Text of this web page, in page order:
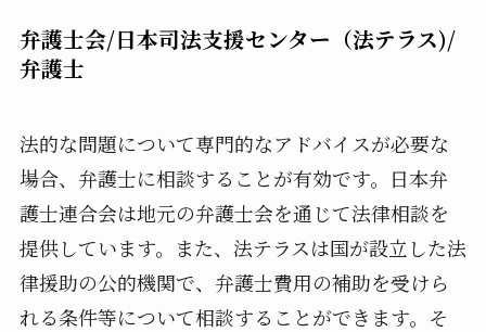
弁護士会/日本司法支援センター（法テラス)/
弁護士
法的な問題について専門的なアドバイスが必要な
場合、弁護士に相談することが有効です。日本弁
護士連合会は地元の弁護士会を通じて法律相談を
提供しています。また、法テラスは国が設立した法
律援助の公的機関で、弁護士費用の補助を受けら
れる条件等について相談することができます。そ